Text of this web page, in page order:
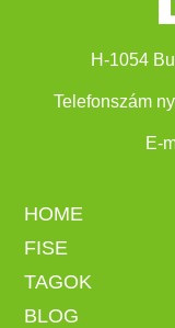
H-1054
Telefonszám
E-
HOME
FISE
TAGOK
BLOG